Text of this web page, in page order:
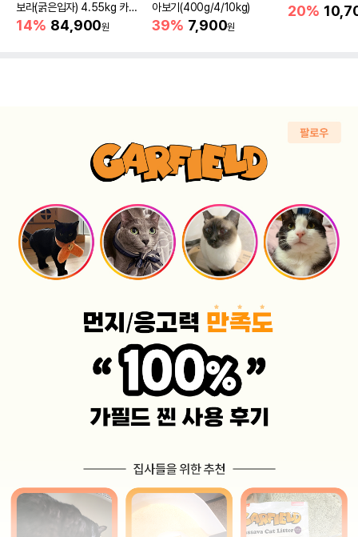
보라(굵은입자) 4.55kg 카사
바모래
14% 84,900원
아보기(400g/4/10kg)
39% 7,900원
20%